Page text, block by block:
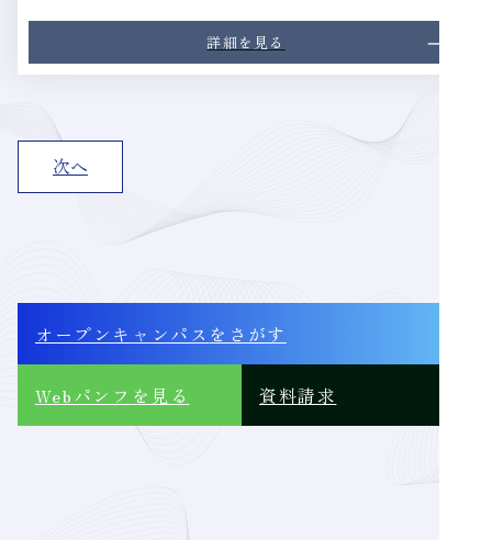
詳細を見る
ジ
送
り
次へ
オープンキャンパス をさがす
Webパンフ を見る 資料請求